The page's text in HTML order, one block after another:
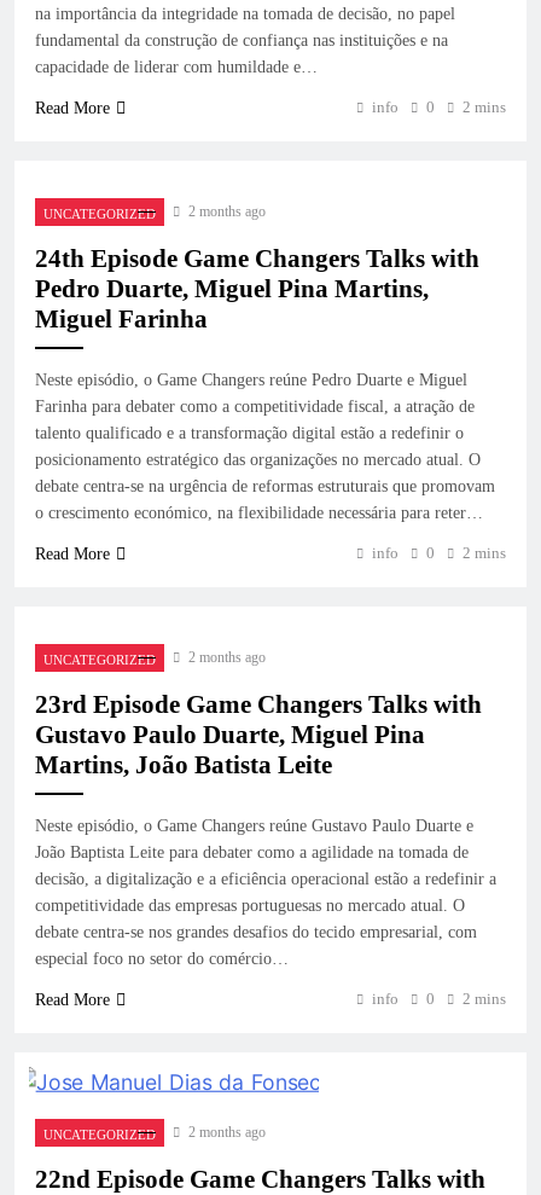
na importância da integridade na tomada de decisão, no papel
fundamental da construção de confiança nas instituições e na
capacidade de liderar com humildade e…
Read More info 0 2 mins
UNCATEGORIZED 2 months ago
24th Episode Game Changers Talks with
Pedro Duarte, Miguel Pina Martins,
Miguel Farinha
Neste episódio, o Game Changers reúne Pedro Duarte e Miguel
Farinha para debater como a competitividade fiscal, a atração de
talento qualificado e a transformação digital estão a redefinir o
posicionamento estratégico das organizações no mercado atual. O
debate centra-se na urgência de reformas estruturais que promovam
o crescimento económico, na flexibilidade necessária para reter…
Read More info 0 2 mins
UNCATEGORIZED 2 months ago
23rd Episode Game Changers Talks with
Gustavo Paulo Duarte, Miguel Pina
Martins, João Batista Leite
Neste episódio, o Game Changers reúne Gustavo Paulo Duarte e
João Baptista Leite para debater como a agilidade na tomada de
decisão, a digitalização e a eficiência operacional estão a redefinir a
competitividade das empresas portuguesas no mercado atual. O
debate centra-se nos grandes desafios do tecido empresarial, com
especial foco no setor do comércio…
Read More info 0 2 mins
UNCATEGORIZED 2 months ago
22nd Episode Game Changers Talks with